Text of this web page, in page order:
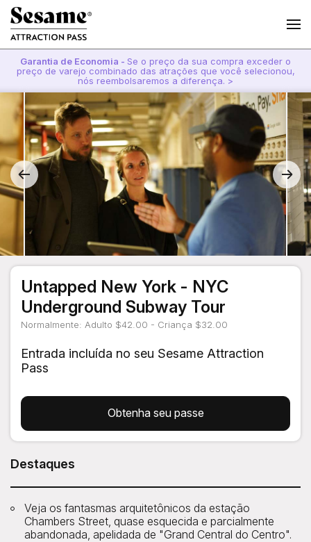
Garantia de Economia - Se o preço da sua compra exceder o
preço de varejo combinado das atrações que você selecionou,
nós reembolsaremos a diferença. >
Untapped New York - NYC
Underground Subway Tour
Normalmente: Adulto $42.00 - Criança $32.00
Entrada incluída no seu Sesame Attraction
Pass
Obtenha seu passe
Destaques
Veja os fantasmas arquitetônicos da estação
Chambers Street, quase esquecida e parcialmente
abandonada, apelidada de "Grand Central do Centro".